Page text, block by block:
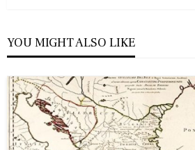
YOU MIGHT ALSO LIKE